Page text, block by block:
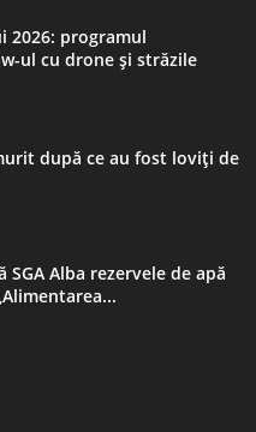
2026: programul
ul cu drone și străzile
după ce au fost loviți de
SGA Alba rezervele de apă